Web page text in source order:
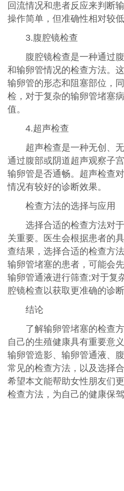
回流情况和患者反应来判断
操作简单，但准确性相对较
3.腹腔镜检查
腹腔镜检查是一种通过
和输卵管情况的检查方法。
输卵管的形态和阻塞部位，
检，对于复杂的输卵管堵塞
值。
4.超声检查
超声检查是一种无创、
通过腹部或阴道超声观察子
输卵管是否通畅。超声检查
情况有较好的诊断效果。
检查方法的选择与应用
选择合适的检查方法对
关重要。医生会根据患者的
查结果，选择合适的检查方
输卵管堵塞的患者，可能会
输卵管通液进行筛查;对于复
腔镜检查以获取更准确的诊断
结论
了解输卵管堵塞的检查
自己的生殖健康具有重要意
输卵管造影、输卵管通液、
常见的检查方法，以及选择
希望本文能帮助女性朋友们
检查方法，为自己的健康保驾